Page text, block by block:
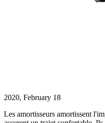
2020, February 18
Les amortisseurs amortissent